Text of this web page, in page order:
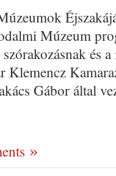
Múzeum
és
Gábor által